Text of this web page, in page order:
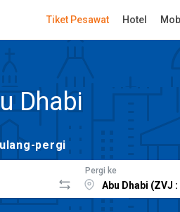
Tiket Pesawat Hotel
Dhabi
pergi
Pergi ke